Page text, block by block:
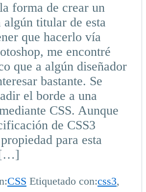
forma de crear un
algún titular de esta
que hacerlo vía
me encontré
que a algún diseñador
bastante. Se
el borde a una
CSS. Aunque
de CSS3
para esta
[…]
CSS Etiquetado con:css3,